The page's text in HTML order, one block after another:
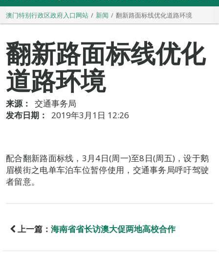
澳门特别行政区政府入口网站 新闻 翻新路面标线优化道路环境
翻新路面标线优化
道路环境
来源：
交通事务局
发布日期：
2019年3月1日 12:26
配合翻新路面标线，3月4日(周一)至8日(周五)，设于鹅
眉横街之电单车泊车位暂停使用，交通事务局呼吁驾驶
者留意。
上一篇： 海南省省长访澳大促两地高校合作